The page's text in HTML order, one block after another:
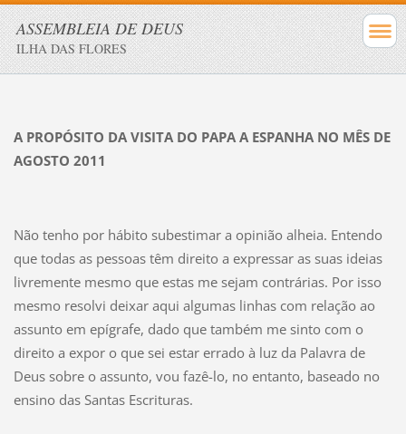
ASSEMBLEIA DE DEUS
ILHA DAS FLORES
A PROPÓSITO DA VISITA DO PAPA A ESPANHA NO MÊS DE
AGOSTO 2011
Não tenho por hábito subestimar a opinião alheia. Entendo
que todas as pessoas têm direito a expressar as suas ideias
livremente mesmo que estas me sejam contrárias. Por isso
mesmo resolvi deixar aqui algumas linhas com relação ao
assunto em epígrafe, dado que também me sinto com o
direito a expor o que sei estar errado à luz da Palavra de
Deus sobre o assunto, vou fazê-lo, no entanto, baseado no
ensino das Santas Escrituras.